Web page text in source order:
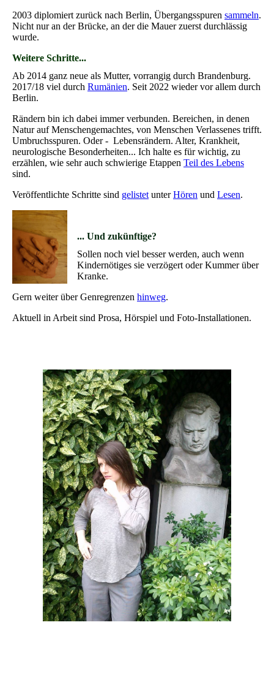
2003 diplomiert zurück nach Berlin, Übergangsspuren sammeln.
Nicht nur an der Brücke, an der die Mauer zuerst durchlässig
wurde.
Weitere Schritte...
Ab 2014 ganz neue als Mutter, vorrangig durch Brandenburg.
2017/18 viel durch Rumänien. Seit 2022 wieder vor allem durch
Berlin.
Rändern bin ich dabei immer verbunden. Bereichen, in denen
Natur auf Menschengemachtes, von Menschen Verlassenes trifft.
Umbruchsspuren. Oder - Lebensrändern. Alter, Krankheit,
neurologische Besonderheiten... Ich halte es für wichtig, zu
erzählen, wie sehr auch schwierige Etappen Teil des Lebens
sind.
Veröffentlichte Schritte sind gelistet unterHören und Lesen.
... Und zukünftige?
Sollen noch viel besser werden, auch wenn
Kindernötiges sie verzögert oder Kummer über
Kranke.
Gern weiter über Genregrenzen hinweg.
Aktuell in Arbeit sind Prosa, Hörspiel und Foto-Installationen.